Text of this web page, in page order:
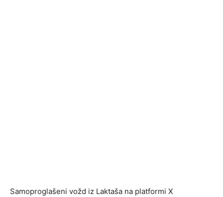
Samoproglašeni vožd iz Laktaša na platformi X